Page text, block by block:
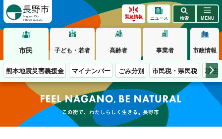
緊急情報 ニュース 検索 MENU
市民 子ども・若者 高齢者 事業者 市政情報
熊本地震災害義援金 マイナンバー ごみ分別 市民税・県民税 移住
この街で、わたしらしく生きる。長野市